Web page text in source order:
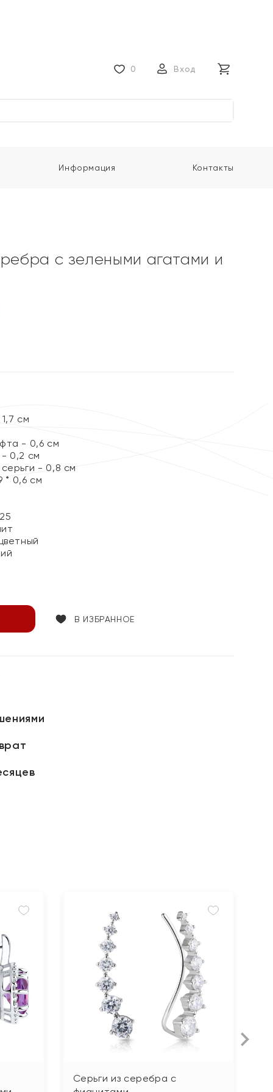
0 Вход
Информация Контакты
с зелеными агатами и
см
- 0,6 см
0,2 см
- 0,8 см
* 0,6 см
В ИЗБРАННОЕ
Серьги из серебра с